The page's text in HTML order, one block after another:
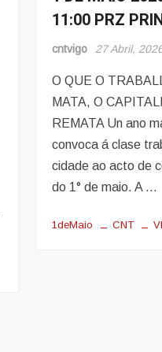
Noticias
11:00 PRZ
cntvigo 27 Abril,
O QUE O
MATA, O
REMATA Un ano
convoca á clase
cidade ao acto de
do 1° de maio. A …
1deMaio CNT